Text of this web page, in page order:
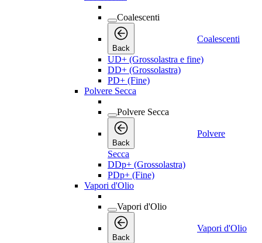
Coalescenti
Back
Coalescenti
UD+ (Grossolastra e fine)
DD+ (Grossolastra)
PD+ (Fine)
Polvere Secca
Polvere Secca
Back
Polvere
Secca
DDp+ (Grossolastra)
PDp+ (Fine)
Vapori d'Olio
Vapori d'Olio
Back
Vapori d'Olio